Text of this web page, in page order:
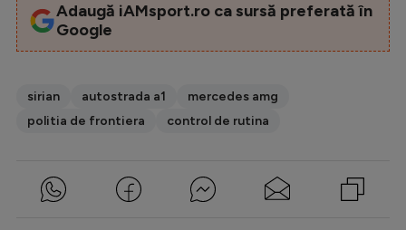
Adaugă iAMsport.ro ca sursă preferată în
Google
sirian autostrada a1
mercedes amg
politia de frontiera
control de rutina